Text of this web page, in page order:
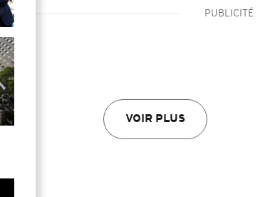
PUBLICITÉ
VOIR PLUS